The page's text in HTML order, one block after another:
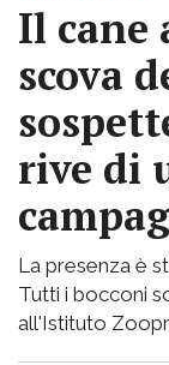
Il cane
scova
rive di
La presenza è
Tutti i bocconi
all'Istituto